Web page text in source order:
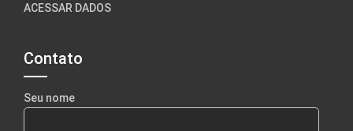
ACESSAR DADOS
Contato
Seu nome